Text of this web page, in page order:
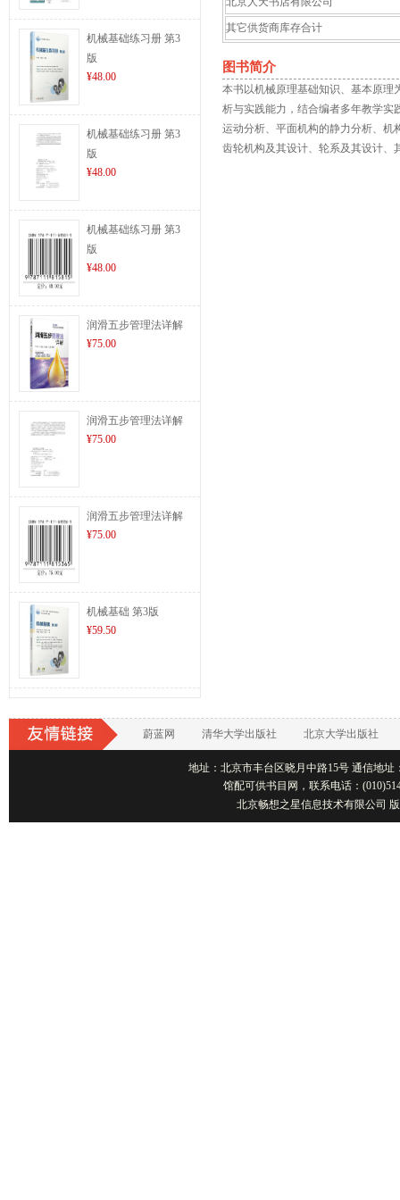
机械基础练习册 第3
版
¥48.00
机械基础练习册 第3
版
¥48.00
机械基础练习册 第3
版
¥48.00
润滑五步管理法详解
¥75.00
润滑五步管理法详解
¥75.00
润滑五步管理法详解
¥75.00
机械基础 第3版
¥59.50
其它供货商库存合计
图书简介
本书以机械原理基础知识、基本原理
析与实践能力，结合编者多年教学实
运动分析、平面机构的静力分析、机
齿轮机构及其设计、轮系及其设计、
蔚蓝网 清华大学出版社 北京大学出版社
地址：北京市丰台区晓月中路15号 通信地址
馆配可供书目网，联系电话：
北京畅想之星信息技术有限公司